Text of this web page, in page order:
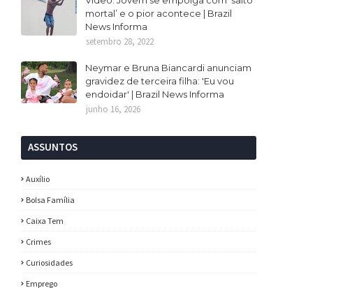
mortal’ e o pior acontece | Brazil
News Informa
setembro 28, 2022
Neymar e Bruna Biancardi anunciam
gravidez de terceira filha: 'Eu vou
endoidar' | Brazil News Informa
junho 16, 2026
ASSUNTOS
Auxílio
Bolsa Família
Caixa Tem
Crimes
Curiosidades
Emprego